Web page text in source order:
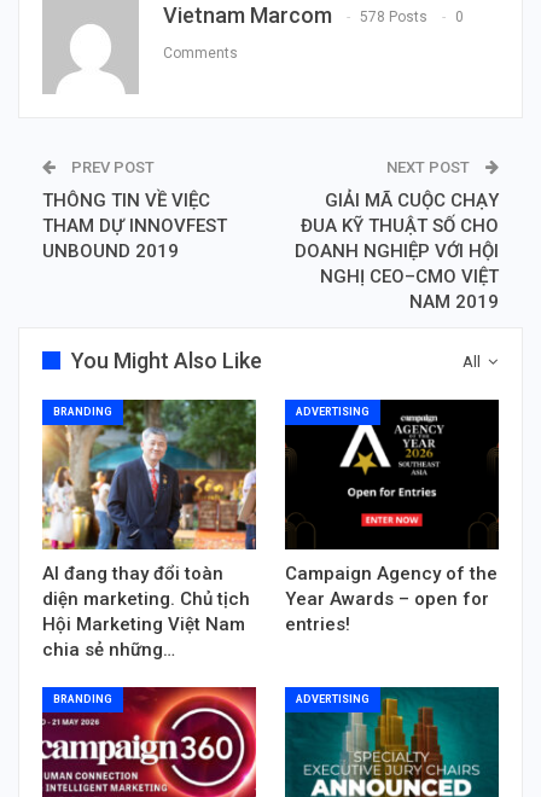
Vietnam Marcom 578 Posts 0
Comments
PREV POST
THÔNG TIN VỀ VIỆC
THAM DỰ INNOVFEST
UNBOUND 2019
NEXT POST
GIẢI MÃ CUỘC CHẠY
ĐUA KỸ THUẬT SỐ CHO
DOANH NGHIỆP VỚI HỘI
NGHỊ CEO–CMO VIỆT
NAM 2019
All
You Might Also Like
BRANDING
AI đang thay đổi toàn
diện marketing. Chủ tịch
Hội Marketing Việt Nam
chia sẻ những…
ADVERTISING
Campaign Agency of the
Year Awards – open for
entries!
BRANDING ADVERTISING